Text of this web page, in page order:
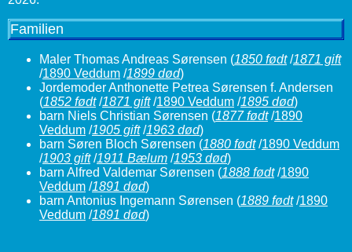
Familien
Maler Thomas Andreas Sørensen (1850 født/1871 gift
/1890 Veddum /1899 død)
Jordemoder Anthonette Petrea Sørensen f. Andersen
(1852 født/1871 gift/1890 Veddum /1895 død)
barn Niels Christian Sørensen (1877 født/1890
Veddum /1905 gift/1963 død)
barn Søren Bloch Sørensen (1880 født/1890 Veddum
/1903 gift/1911 Bælum /1953 død)
barn Alfred Valdemar Sørensen (1888 født/1890
Veddum /1891 død)
barn Antonius Ingemann Sørensen (1889 født/1890
Veddum /1891 død)